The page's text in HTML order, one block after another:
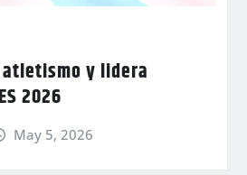
atletismo y lidera
2026
May 5, 2026